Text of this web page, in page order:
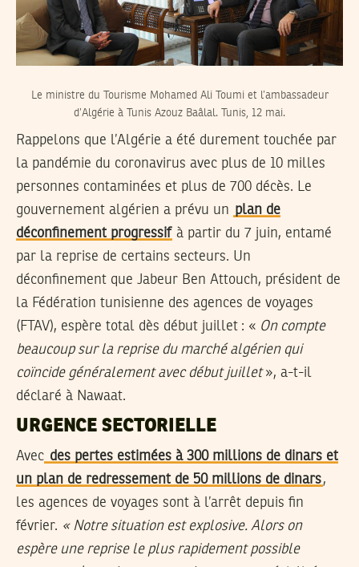
Le ministre du Tourisme Mohamed Ali Toumi et l’ambassadeur
d’Algérie à Tunis Azouz Baâlal. Tunis, 12 mai.
Rappelons que l’Algérie a été durement touchée par
la pandémie du coronavirus avec plus de 10 milles
personnes contaminées et plus de 700 décès. Le
gouvernement algérien a prévu un plan de
déconfinement progressif à partir du 7 juin, entamé
par la reprise de certains secteurs. Un
déconfinement que Jabeur Ben Attouch, président de
la Fédération tunisienne des agences de voyages
(FTAV), espère total dès début juillet : « On compte
beaucoup sur la reprise du marché algérien qui
coïncide généralement avec début juillet», a-t-il
déclaré à Nawaat.
URGENCE SECTORIELLE
Avec des pertes estimées à 300 millions de dinars et
un plan de redressement de 50 millions de dinars,
les agences de voyages sont à l’arrêt depuis fin
février. « Notre situation est explosive. Alors on
espère une reprise le plus rapidement possible